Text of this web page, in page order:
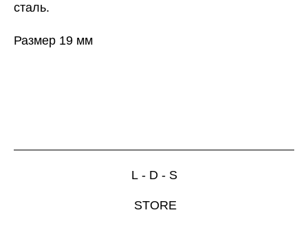
сталь.
Размер 19 мм
L - D - S
STORE